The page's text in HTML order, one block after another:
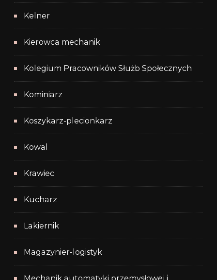
Kelner
Kierowca mechanik
Kolegium Pracowników Służb Społecznych
Kominiarz
Koszykarz-plecionkarz
Kowal
Krawiec
Kucharz
Lakiernik
Magazynier-logistyk
Mechanik automatyki przemysłowej i